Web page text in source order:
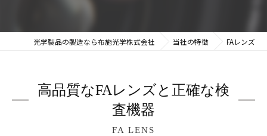
光学製品の製造なら布施光学株式会社 当社の特徴 FAレンズ
高品質なFAレンズと正確な検
査機器
FA LENS